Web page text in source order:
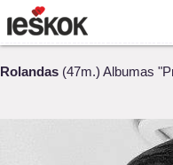
Rolandas (47m.) Albumas